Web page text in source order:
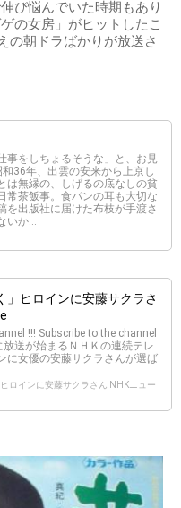
び悩んでいた時期もあり
の女房」がヒットしたこ
の朝ドラばかりが放送さ
事をしちょるそうな」と、お見
36年、出雲の安来から上京し
は無縁の、しげるの底なしの貧
常茶飯事。食パンの耳も大切な
を出版社に届けた布枝が手渡さ
いか...
」ヒロインに安藤サクラさ
!!! Subscribe to the channel
送が始まるＮＨＫの連続テレ
に女優の安藤サクラさんが選ば
ロインに安藤サクラさん NHKニュー